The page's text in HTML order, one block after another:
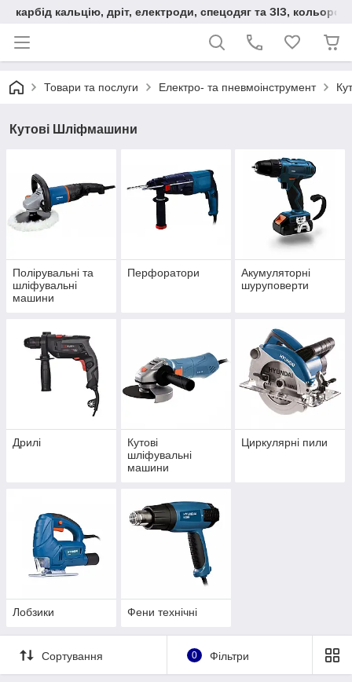
карбід кальцію, дріт, електроди, спецодяг та ЗІЗ,
Товари та послуги Електро- та пневмоінструмент
Кутові Шліфмашини
Полірувальні та
шліфувальні
машини
Перфоратори
Акумуляторні
шуруповерти
Дрилі
Кутові
шліфувальні
машини
Циркулярні пили
Лобзики Фени технічні
Сортування 0 Фільтри